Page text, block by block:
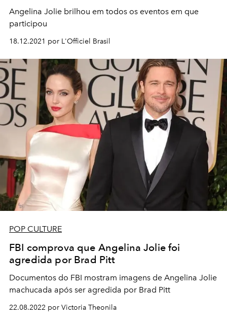
Angelina Jolie brilhou em todos os eventos em que
participou
18.12.2021 por L'Officiel Brasil
POP CULTURE
FBI comprova que Angelina Jolie foi
agredida por Brad Pitt
Documentos do FBI mostram imagens de Angelina Jolie
machucada após ser agredida por Brad Pitt
22.08.2022 por Victoria Theonila